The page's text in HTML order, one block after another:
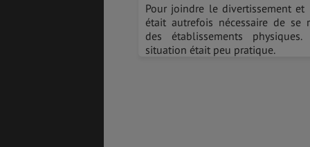
Pour joindre le divertissement
était autrefois nécessaire de se
des établissements
situation était peu pratique.